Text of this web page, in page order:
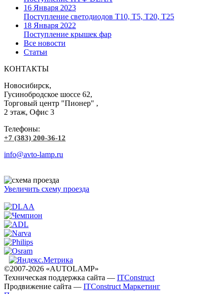
16 Января 2023
Поступление светодиодов T10, T5, T20, T25
18 Января 2022
Поступление крышек фар
Все новости
Статьи
КОНТАКТЫ
Новосибирск,
Гусинобродское шоссе 62,
Торговый центр "Пионер" ,
2 этаж, Офис 3
Телефоны:
+7 (383) 200-36-12
info@avto-lamp.ru
Увеличить схему проезда
©2007-2026 «AUTOLAMP»
Техническая поддержка сайта — ITConstruct
Продвижение сайта — ITConstruct Маркетинг